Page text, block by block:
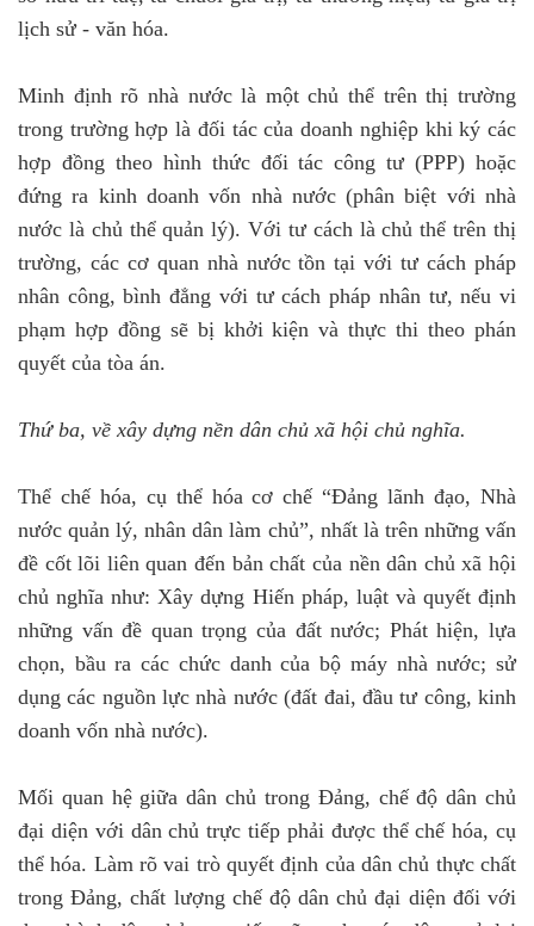
lịch sử - văn hóa.
Minh định rõ nhà nước là một chủ thể trên thị trường
trong trường hợp là đối tác của doanh nghiệp khi ký các
hợp đồng theo hình thức đối tác công tư (PPP) hoặc
đứng ra kinh doanh vốn nhà nước (phân biệt với nhà
nước là chủ thể quản lý). Với tư cách là chủ thể trên thị
trường, các cơ quan nhà nước tồn tại với tư cách pháp
nhân công, bình đẳng với tư cách pháp nhân tư, nếu vi
phạm hợp đồng sẽ bị khởi kiện và thực thi theo phán
quyết của tòa án.
Thứ ba, về xây dựng nền dân chủ xã hội chủ nghĩa.
Thể chế hóa, cụ thể hóa cơ chế “Đảng lãnh đạo, Nhà
nước quản lý, nhân dân làm chủ”, nhất là trên những vấn
đề cốt lõi liên quan đến bản chất của nền dân chủ xã hội
chủ nghĩa như: Xây dựng Hiến pháp, luật và quyết định
những vấn đề quan trọng của đất nước; Phát hiện, lựa
chọn, bầu ra các chức danh của bộ máy nhà nước; sử
dụng các nguồn lực nhà nước (đất đai, đầu tư công, kinh
doanh vốn nhà nước).
Mối quan hệ giữa dân chủ trong Đảng, chế độ dân chủ
đại diện với dân chủ trực tiếp phải được thể chế hóa, cụ
thể hóa. Làm rõ vai trò quyết định của dân chủ thực chất
trong Đảng, chất lượng chế độ dân chủ đại diện đối với